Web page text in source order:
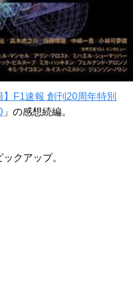
】F1速報 創刊20周年特別
」の感想続編。
クアップ。